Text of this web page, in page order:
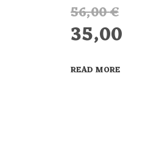
56,00€Original
price
was:
56,00 €.
35,00
price
is:
READ MORE